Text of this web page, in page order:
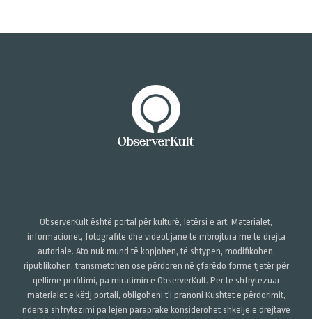
ObserverKult është portal për kulturë, letërsi e art. Materialet,
informacionet, fotografitë dhe videot janë të mbrojtura me të drejta
autoriale. Ato nuk mund të kopjohen, të shtypen, modifikohen,
ripublikohen, transmetohen ose përdoren në çfarëdo forme tjetër për
qëllime përfitimi, pa miratimin e ObserverKult. Për të shfrytëzuar
materialet e këtij portali, obligoheni t'i pranoni Kushtet e përdorimit,
ndërsa shfrytëzimi pa lejen paraprake konsiderohet shkelje e drejtave